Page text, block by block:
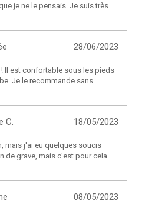
je ne le pensais. Je suis très
28/06/2023
! Il est confortable sous les pieds
Je le recommande sans
18/05/2023
C.
mais j'ai eu quelques soucis
de grave, mais c'est pour cela
08/05/2023